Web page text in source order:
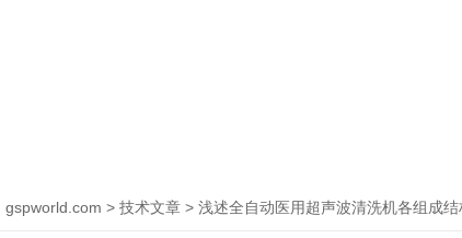
gspworld.com > 技术文章 > 浅述全自动医用超声波清洗机各组成结